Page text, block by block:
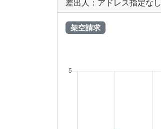
差出人：アドレス指定なし
架空請求